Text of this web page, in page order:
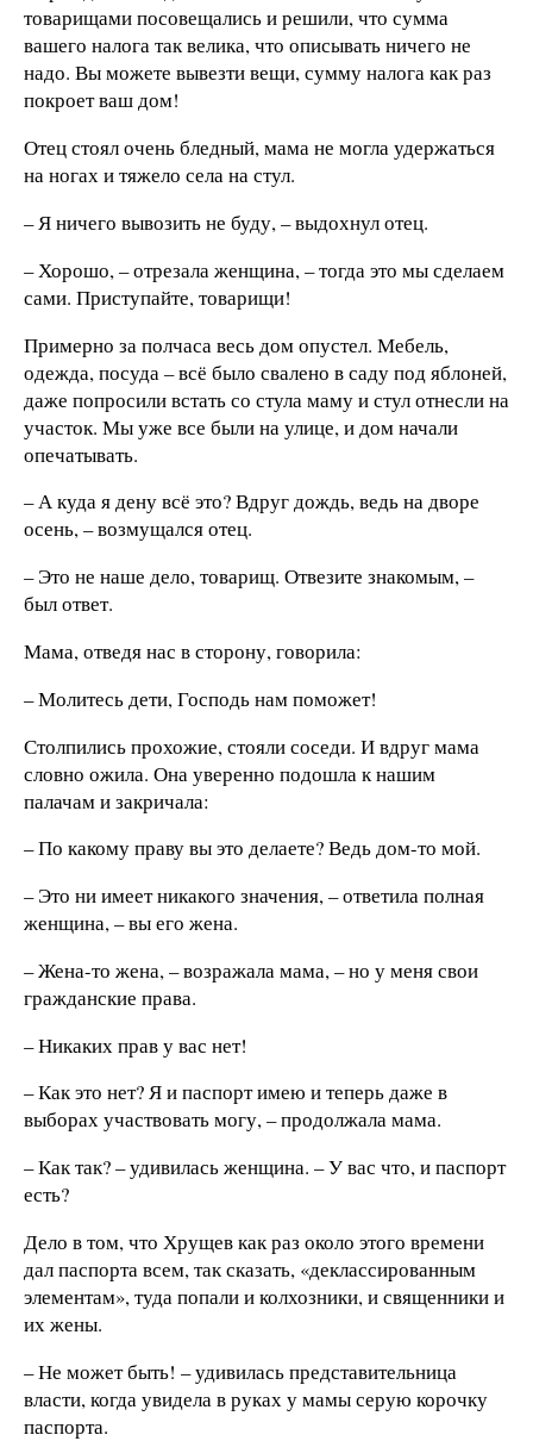
товарищами посовещались и решили, что сумма
вашего налога так велика, что описывать ничего не
надо. Вы можете вывезти вещи, сумму налога как раз
покроет ваш дом!
Отец стоял очень бледный, мама не могла удержаться
на ногах и тяжело села на стул.
– Я ничего вывозить не буду, – выдохнул отец.
– Хорошо, – отрезала женщина, – тогда это мы сделаем
сами. Приступайте, товарищи!
Примерно за полчаса весь дом опустел. Мебель,
одежда, посуда – всё было свалено в саду под яблоней,
даже попросили встать со стула маму и стул отнесли на
участок. Мы уже все были на улице, и дом начали
опечатывать.
– А куда я дену всё это? Вдруг дождь, ведь на дворе
осень, – возмущался отец.
– Это не наше дело, товарищ. Отвезите знакомым, –
был ответ.
Мама, отведя нас в сторону, говорила:
– Молитесь дети, Господь нам поможет!
Столпились прохожие, стояли соседи. И вдруг мама
словно ожила. Она уверенно подошла к нашим
палачам и закричала:
– По какому праву вы это делаете? Ведь дом-то мой.
– Это ни имеет никакого значения, – ответила полная
женщина, – вы его жена.
– Жена-то жена, – возражала мама, – но у меня свои
гражданские права.
– Никаких прав у вас нет!
– Как это нет? Я и паспорт имею и теперь даже в
выборах участвовать могу, – продолжала мама.
– Как так? – удивилась женщина. – У вас что, и паспорт
есть?
Дело в том, что Хрущев как раз около этого времени
дал паспорта всем, так сказать, «деклассированным
элементам», туда попали и колхозники, и священники и
их жены.
– Не может быть! – удивилась представительница
власти, когда увидела в руках у мамы серую корочку
паспорта.